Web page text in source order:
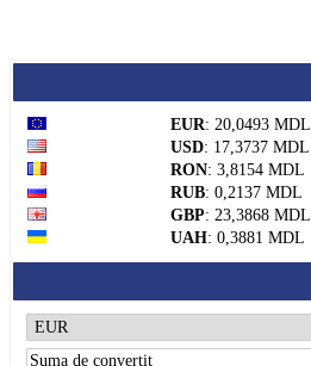
EUR: 20,0493 MDL
USD: 17,3737 MDL
RON: 3,8154 MDL
RUB: 0,2137 MDL
GBP: 23,3868 MDL
UAH: 0,3881 MDL